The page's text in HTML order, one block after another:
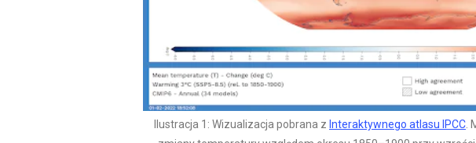
Ilustracja 1: Wizualizacja pobrana z Interaktywnego atlasu IPCC.